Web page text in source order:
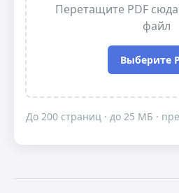
Перетащите PDF
файл
Выберите
До 200 страниц · до 25 МБ ·